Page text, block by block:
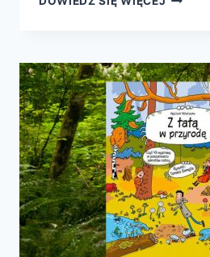
W
SERZE?
DLA
DZIECI